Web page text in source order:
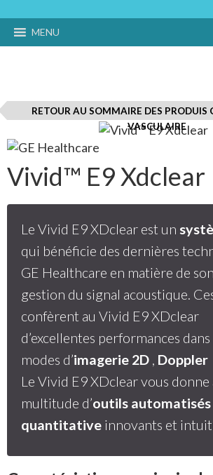
MENU
RETOUR AU SOMMAIRE DES PRODUIS
VASCULAIRE
Vivid™ E9 Xdclear
Le Vivid E9 XDclear est un
qui bénéficie des dernières
GE Healthcare en matière de
gestion du signal acoustique.
confèrent au Vivid E9 XDclear
d’excellentes performances
modes d’imagerie 2D, Doppler
Le Vivid E9 XDclear vous donne
multitude d’outils automatisés
quantitativeinnovants et